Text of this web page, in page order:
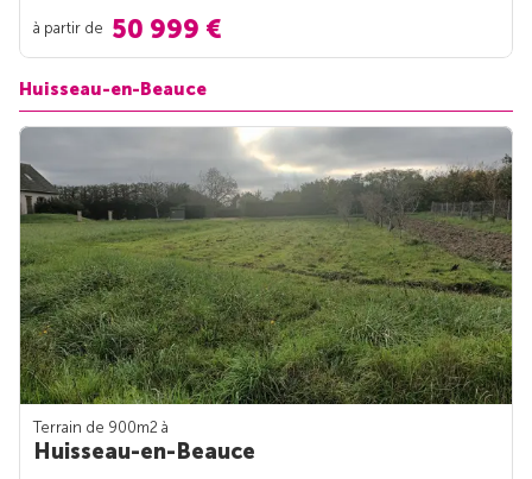
à partir de 50 999 €
Huisseau-en-Beauce
Terrain de 900m2 à
Huisseau-en-Beauce